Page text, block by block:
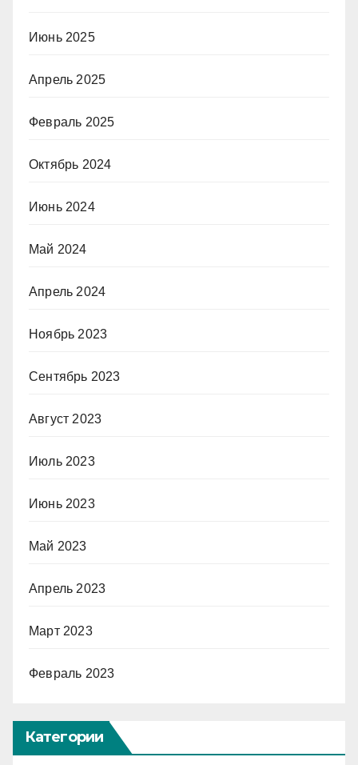
Июнь 2025
Апрель 2025
Февраль 2025
Октябрь 2024
Июнь 2024
Май 2024
Апрель 2024
Ноябрь 2023
Сентябрь 2023
Август 2023
Июль 2023
Июнь 2023
Май 2023
Апрель 2023
Март 2023
Февраль 2023
Категории